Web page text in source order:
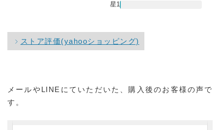
星1
ストア評価(yahooショッピング)
メールやLINEにていただいた、購入後のお客様の声で
す。